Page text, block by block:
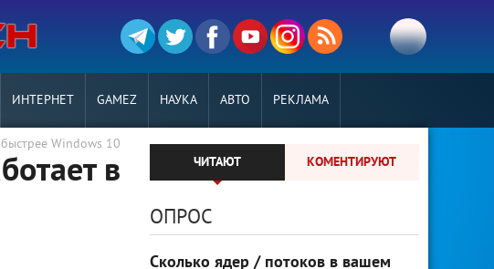
ИНТЕРНЕТ GAMEZ НАУКА АВТО РЕКЛАМА
Windows 10
в
ЧИТАЮТ КОМЕНТИРУЮТ
ОПРОС
Сколько ядер / потоков в вашем